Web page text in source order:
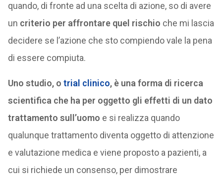
quando, di fronte ad una scelta di azione, so di avere
un criterio per affrontare quel rischio che mi lascia
decidere se l’azione che sto compiendo vale la pena
di essere compiuta.
Uno studio, o trial clinico, è una forma di ricerca
scientifica che ha per oggetto gli effetti di un dato
trattamento sull’uomo e si realizza quando
qualunque trattamento diventa oggetto di attenzione
e valutazione medica e viene proposto a pazienti, a
cui si richiede un consenso, per dimostrare